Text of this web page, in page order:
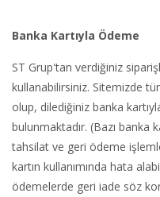
Banka Kartıyla Ödeme
ST Grup'tan verdiğiniz
kullanabilirsiniz. Sitemizde
olup, dilediğiniz banka
bulunmaktadır. (Bazı banka
tahsilat ve geri ödeme
kartın kullanımında hata
ödemelerde geri iade söz